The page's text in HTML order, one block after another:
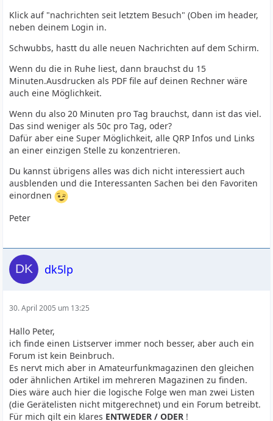
Klick auf "nachrichten seit letztem Besuch" (Oben im header,
neben deinem Login in.
Schwubbs, hastt du alle neuen Nachrichten auf dem Schirm.
Wenn du die in Ruhe liest, dann brauchst du 15
Minuten.Ausdrucken als PDF file auf deinen Rechner wäre
auch eine Möglichkeit.
Wenn du also 20 Minuten pro Tag brauchst, dann ist das viel.
Das sind weniger als 50c pro Tag, oder?
Dafür aber eine Super Möglichkeit, alle QRP Infos und Links
an einer einzigen Stelle zu konzentrieren.
Du kannst übrigens alles was dich nicht interessiert auch
ausblenden und die Interessanten Sachen bei den Favoriten
einordnen
Peter
dk5lp
30. April 2005 um 13:25
Hallo Peter,
ich finde einen Listserver immer noch besser, aber auch ein
Forum ist kein Beinbruch.
Es nervt mich aber in Amateurfunkmagazinen den gleichen
oder ähnlichen Artikel im mehreren Magazinen zu finden.
Dies wäre auch hier die logische Folge wen man zwei Listen
(die Gerätelisten nicht mitgerechnet) und ein Forum betreibt.
Für mich gilt ein klares ENTWEDER / ODER !